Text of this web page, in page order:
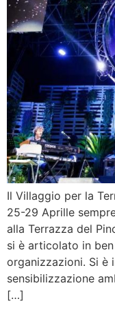
Il Villaggio per la
25-29 Aprille
alla Terrazza del
si è articolato in
organizzazioni. Si è
sensibilizzazione
[…]